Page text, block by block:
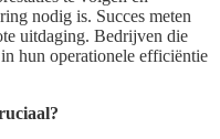
nodig is. Succes meten
uitdaging. Bedrijven die
hun operationele efficiëntie